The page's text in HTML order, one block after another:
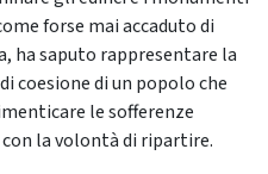
forse mai accaduto di
ha saputo rappresentare la
coesione di un popolo che
le sofferenze
la volontà di ripartire.